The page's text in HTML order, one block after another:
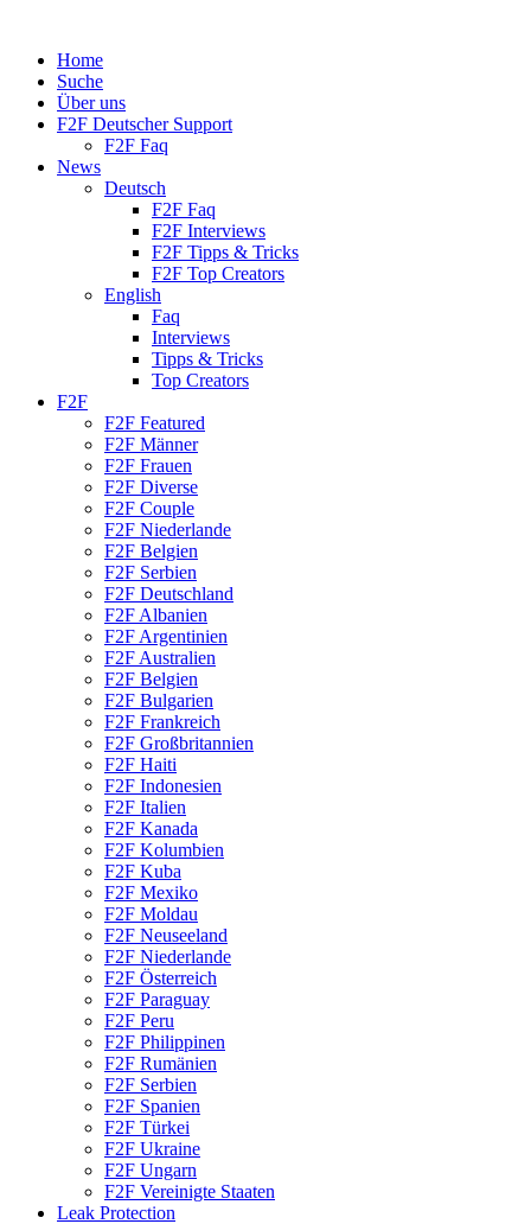
Home
Suche
Über uns
F2F Deutscher Support
F2F Faq
News
Deutsch
F2F Faq
F2F Interviews
F2F Tipps & Tricks
F2F Top Creators
English
Faq
Interviews
Tipps & Tricks
Top Creators
F2F
F2F Featured
F2F Männer
F2F Frauen
F2F Diverse
F2F Couple
F2F Niederlande
F2F Belgien
F2F Serbien
F2F Deutschland
F2F Albanien
F2F Argentinien
F2F Australien
F2F Belgien
F2F Bulgarien
F2F Frankreich
F2F Großbritannien
F2F Haiti
F2F Indonesien
F2F Italien
F2F Kanada
F2F Kolumbien
F2F Kuba
F2F Mexiko
F2F Moldau
F2F Neuseeland
F2F Niederlande
F2F Österreich
F2F Paraguay
F2F Peru
F2F Philippinen
F2F Rumänien
F2F Serbien
F2F Spanien
F2F Türkei
F2F Ukraine
F2F Ungarn
F2F Vereinigte Staaten
Leak Protection